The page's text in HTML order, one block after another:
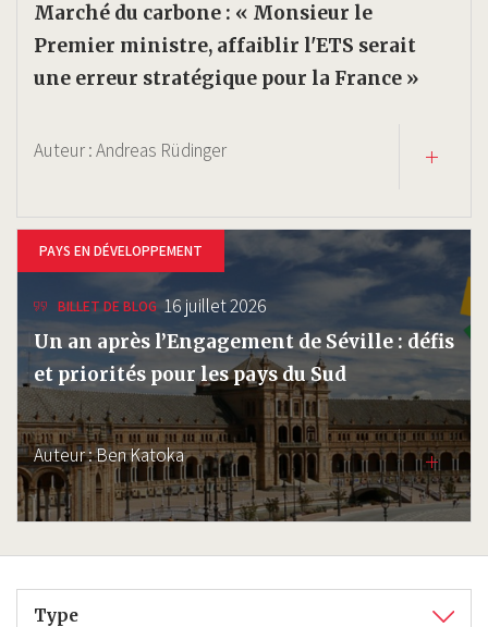
Marché du carbone : « Monsieur le
Premier ministre, affaiblir l'ETS serait
une erreur stratégique pour la France »
Auteur :Andreas Rüdinger
PAYS EN DÉVELOPPEMENT
BILLET DE BLOG 16 juillet 2026
Un an après l’Engagement de Séville : défis
et priorités pour les pays du Sud
Auteur :Ben Katoka
Type